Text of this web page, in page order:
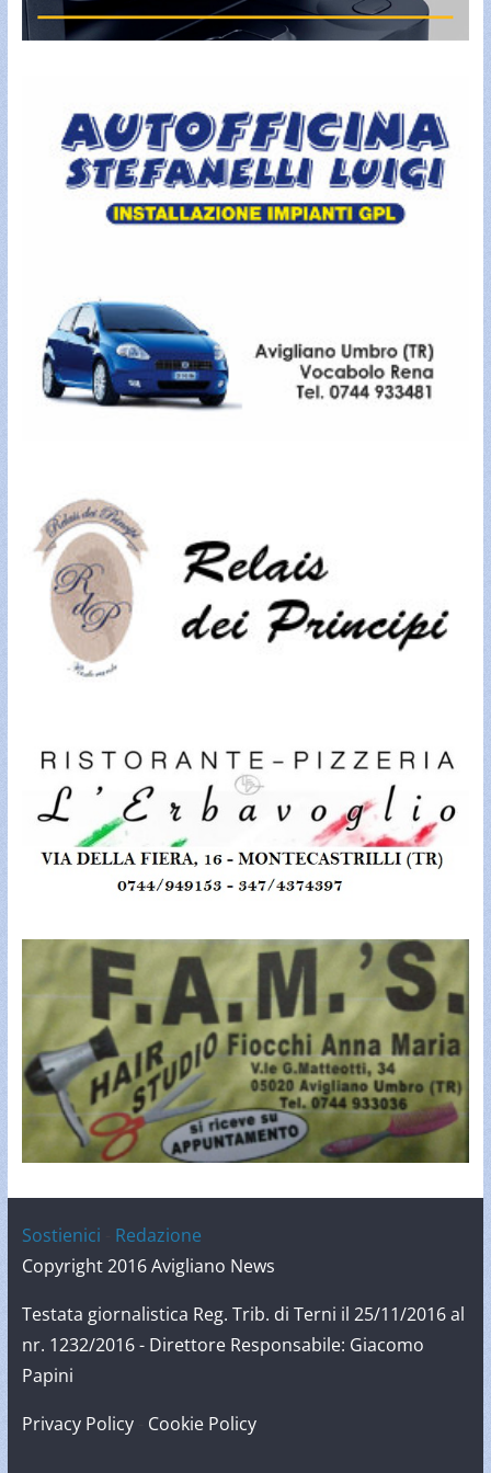
Sostienici
Redazione
Copyright 2016 Avigliano News
Testata giornalistica Reg. Trib. di Terni il 25/11/2016 al
nr. 1232/2016 - Direttore Responsabile: Giacomo
Papini
Privacy Policy- Cookie Policy